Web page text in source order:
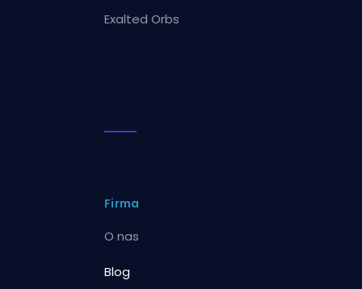
Exalted Orbs
Firma
O nas
Blog